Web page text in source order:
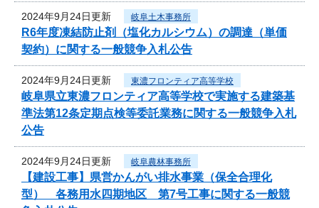
2024年9月24日更新 岐阜土木事務所
R6年度凍結防止剤（塩化カルシウム）の調達（単価
契約）に関する一般競争入札公告
2024年9月24日更新 東濃フロンティア高等学校
岐阜県立東濃フロンティア高等学校で実施する建築基
準法第12条定期点検等委託業務に関する一般競争入札
公告
2024年9月24日更新 岐阜農林事務所
【建設工事】県営かんがい排水事業（保全合理化
型） 各務用水四期地区 第7号工事に関する一般競